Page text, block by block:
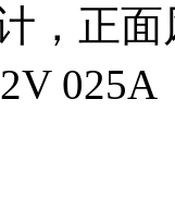
，正